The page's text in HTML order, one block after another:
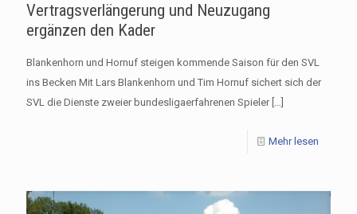
Vertragsverlängerung und Neuzugang
ergänzen den Kader
Blankenhorn und Hornuf steigen kommende Saison für den SVL
ins Becken Mit Lars Blankenhorn und Tim Hornuf sichert sich der
SVL die Dienste zweier bundesligaerfahrenen Spieler[…]
Mehr lesen